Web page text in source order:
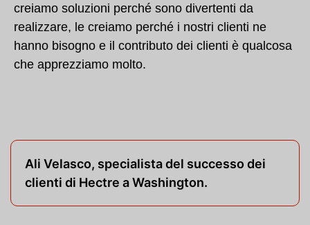
creiamo soluzioni perché sono divertenti da
realizzare, le creiamo perché i nostri clienti ne
hanno bisogno e il contributo dei clienti è qualcosa
che apprezziamo molto.
Ali Velasco, specialista del successo dei
clienti di Hectre a Washington.